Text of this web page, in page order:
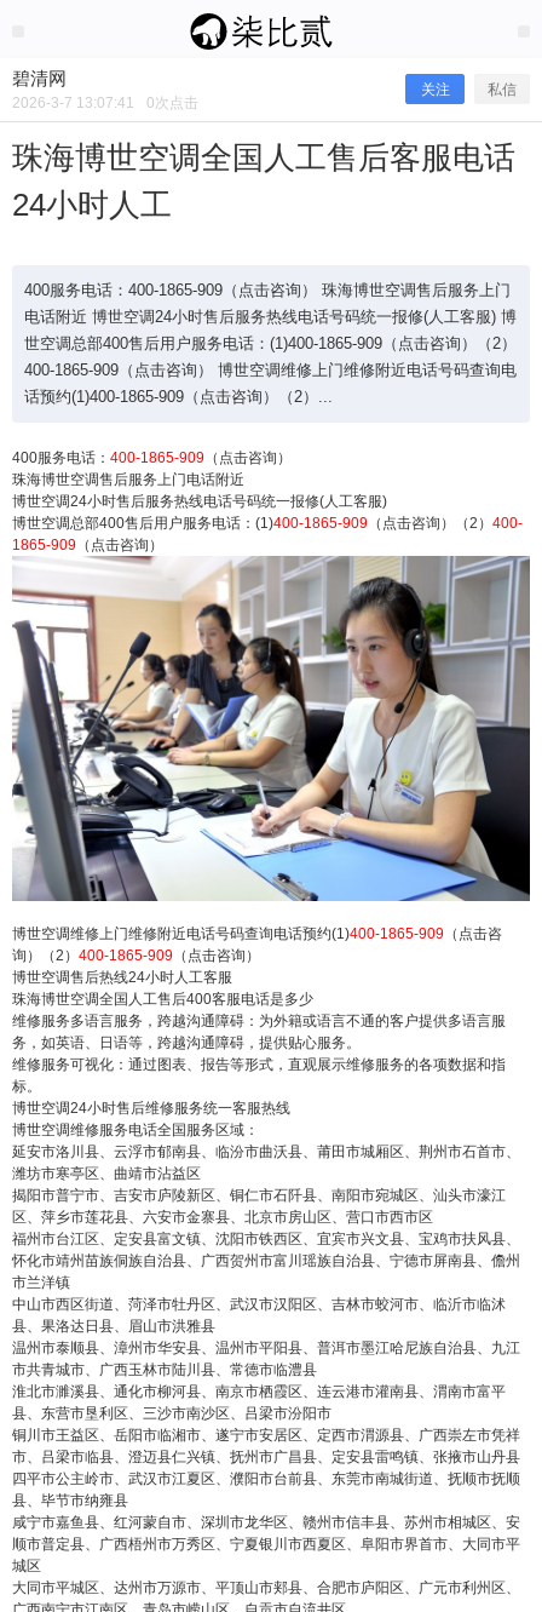
碧清网
2026-3-7 13:07:41 0次点击
关注 私信
珠海博世空调全国人工售后客服电话
24小时人工
400服务电话：400-1865-909（点击咨询） 珠海博世空调售后服务上门
电话附近 博世空调24小时售后服务热线电话号码统一报修(人工客服) 博
世空调总部400售后用户服务电话：(1)400-1865-909（点击咨询）（2）
400-1865-909（点击咨询） 博世空调维修上门维修附近电话号码查询电
话预约(1)400-1865-909（点击咨询）（2）...
400服务电话： 400-1865-909 （点击咨询）
珠海博世空调售后服务上门电话附近
博世空调24小时售后服务热线电话号码统一报修(人工客服)
博世空调总部400售后用户服务电话：(1)400-1865-909 （点击咨询）（2） 400-
1865-909 （点击咨询）
博世空调维修上门维修附近电话号码查询电话预约(1)400-1865-909 （点击咨
询）（2） 400-1865-909 （点击咨询）
博世空调售后热线24小时人工客服
珠海博世空调全国人工售后400客服电话是多少
维修服务多语言服务，跨越沟通障碍：为外籍或语言不通的客户提供多语言服
务，如英语、日语等，跨越沟通障碍，提供贴心服务。
维修服务可视化：通过图表、报告等形式，直观展示维修服务的各项数据和指
标。
博世空调24小时售后维修服务统一客服热线
博世空调维修服务电话全国服务区域：
延安市洛川县、云浮市郁南县、临汾市曲沃县、莆田市城厢区、荆州市石首市、
潍坊市寒亭区、曲靖市沾益区
揭阳市普宁市、吉安市庐陵新区、铜仁市石阡县、南阳市宛城区、汕头市濠江
区、萍乡市莲花县、六安市金寨县、北京市房山区、营口市西市区
福州市台江区、定安县富文镇、沈阳市铁西区、宜宾市兴文县、宝鸡市扶风县、
怀化市靖州苗族侗族自治县、广西贺州市富川瑶族自治县、宁德市屏南县、儋州
市兰洋镇
中山市西区街道、菏泽市牡丹区、武汉市汉阳区、吉林市蛟河市、临沂市临沭
县、果洛达日县、眉山市洪雅县
温州市泰顺县、漳州市华安县、温州市平阳县、普洱市墨江哈尼族自治县、九江
市共青城市、广西玉林市陆川县、常德市临澧县
淮北市濉溪县、通化市柳河县、南京市栖霞区、连云港市灌南县、渭南市富平
县、东营市垦利区、三沙市南沙区、吕梁市汾阳市
铜川市王益区、岳阳市临湘市、遂宁市安居区、定西市渭源县、广西崇左市凭祥
市、吕梁市临县、澄迈县仁兴镇、抚州市广昌县、定安县雷鸣镇、张掖市山丹县
四平市公主岭市、武汉市江夏区、濮阳市台前县、东莞市南城街道、抚顺市抚顺
县、毕节市纳雍县
咸宁市嘉鱼县、红河蒙自市、深圳市龙华区、赣州市信丰县、苏州市相城区、安
顺市普定县、广西梧州市万秀区、宁夏银川市西夏区、阜阳市界首市、大同市平
城区
大同市平城区、达州市万源市、平顶山市郏县、合肥市庐阳区、广元市利州区、
珠海博世空调全国人工售后客服电话2
400服务电话：400-1865-909（点击咨询） 珠海博
世空调售后服务上门电话附近 博世空调24小时售后
服务热线电话号码统一报修(人工客服) 博世空调总
部400售后用户服务电话：(1)400-1865-909（点击
咨询）（2）400-1865-909（点击咨询） 博世空调
维修上门维修附近电话号码查询电话预约(1)400-18
65-909（点击咨询）（2）...
扫描二维码继续阅读